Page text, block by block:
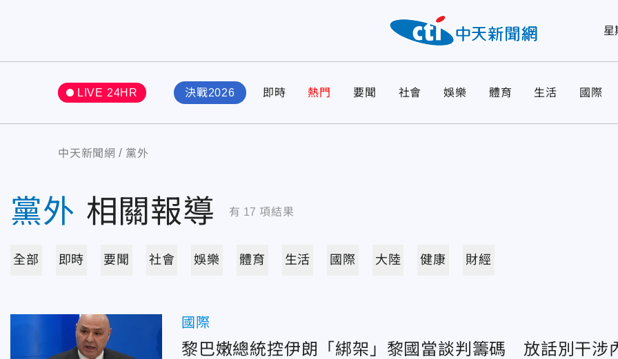
星
LIVE 24HR 決戰2026 即時 熱門 要聞 社會 娛樂 體育 生活 國際
中天新聞網 黨外
黨外 相關報導 有 17 項結果
全部 即時 要聞 社會 娛樂 體育 生活 國際 大陸 健康 財經
國際
黎巴嫩總統控伊朗「綁架」黎國當談判籌碼 放話別干涉